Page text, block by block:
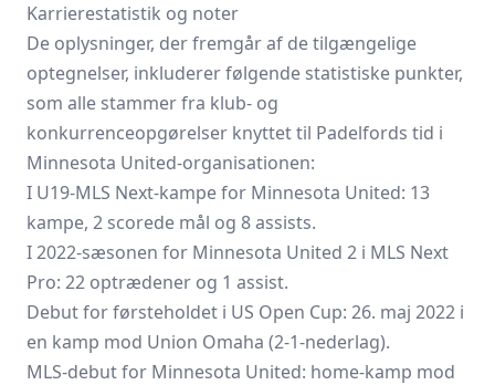
Karrierestatistik og noter
De oplysninger, der fremgår af de tilgængelige
optegnelser, inkluderer følgende statistiske punkter,
som alle stammer fra klub- og
konkurrenceopgørelser knyttet til Padelfords tid i
Minnesota United-organisationen:
I U19-MLS Next-kampe for Minnesota United: 13
kampe, 2 scorede mål og 8 assists.
I 2022-sæsonen for Minnesota United 2 i MLS Next
Pro: 22 optrædener og 1 assist.
Debut for førsteholdet i US Open Cup: 26. maj 2022 i
en kamp mod Union Omaha (2-1-nederlag).
MLS-debut for Minnesota United: home-kamp mod